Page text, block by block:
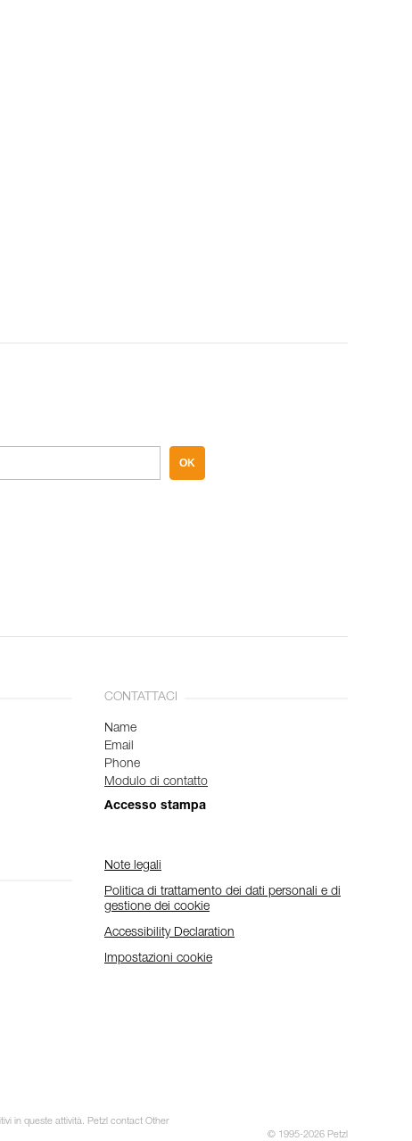
OK
CONTATTACI
Name
Email
Phone
Modulo di contatto
Accesso stampa
Note legali
Politica di trattamento dei dati personali e di
gestione dei cookie
Accessibility Declaration
Impostazioni cookie
in queste attività. Petzl contact Other
© 1995-2026 Petzl